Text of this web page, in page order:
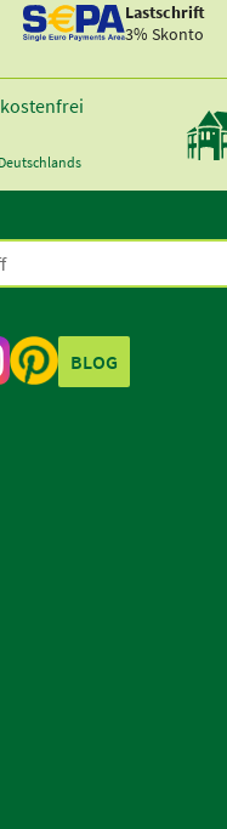
Lastschrift
3% Skonto
BLOG